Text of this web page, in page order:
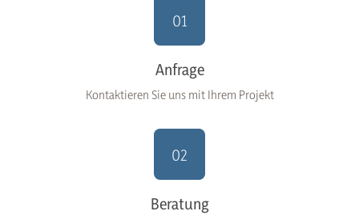
01
Anfrage
Kontaktieren Sie uns mit Ihrem Projekt
02
Beratung